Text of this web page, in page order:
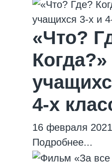
«Что?
4-х
16 февраля 2021
Подробнее...